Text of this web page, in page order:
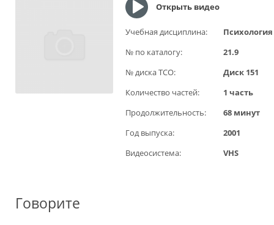
Открыть видео
Учебная дисциплина:
Психология
№ по каталогу:
21.9
№ диска ТСО:
Диск 151
Количество частей:
1 часть
Продолжительность:
68 минут
Год выпуска:
2001
Видеосистема:
VHS
Говорите